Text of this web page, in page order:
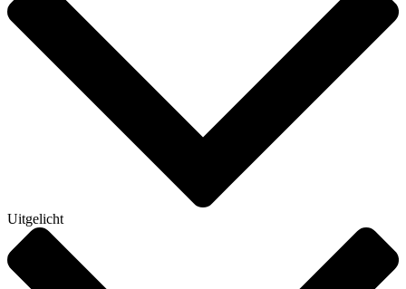
Uitgelicht